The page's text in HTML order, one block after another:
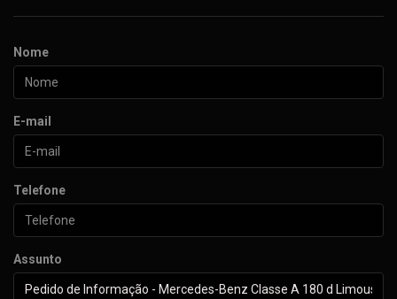
Nome
E-mail
Telefone
Assunto